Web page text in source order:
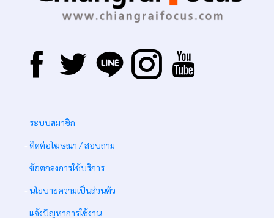
ระบบสมาชิก
ติดต่อโฆษณา / สอบถาม
ข้อตกลงการใช้บริการ
นโยบายความเป็นส่วนตัว
แจ้งปัญหาการใช้งาน